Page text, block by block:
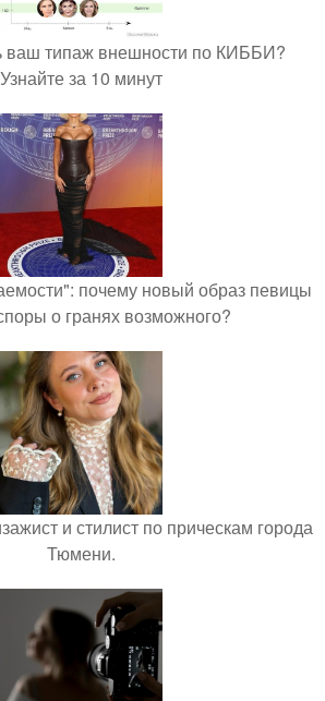
ваш типаж внешности по КИББИ?
Узнайте за 10 минут
почему новый образ певицы
о гранях возможного?
и стилист по прическам города
Тюмени.